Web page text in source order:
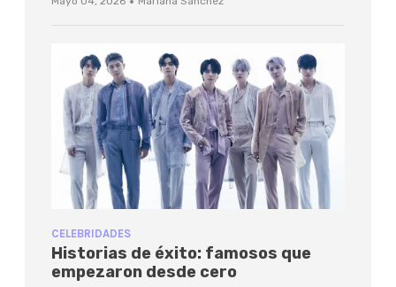
CELEBRIDADES
Historias de éxito: famosos que
empezaron desde cero